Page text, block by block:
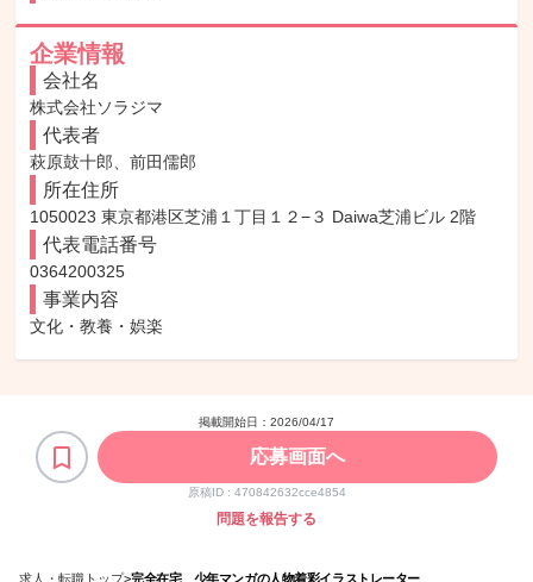
企業情報
会社名
株式会社ソラジマ
代表者
萩原鼓十郎、前田儒郎
所在住所
1050023 東京都港区芝浦１丁目１２−３ Daiwa芝浦ビル 2階
代表電話番号
0364200325
事業内容
文化・教養・娯楽
掲載開始日： 2026/04/17
応募画面へ
原稿ID : 470842632cce4854
問題を報告する
求人・転職トップ>完全在宅 少年マンガの人物着彩イラストレーター